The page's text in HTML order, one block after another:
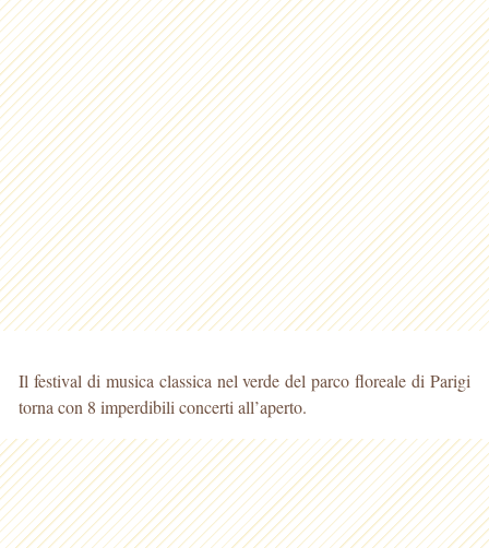
Il festival di musica classica nel verde del parco floreale di Parigi
torna con 8 imperdibili concerti all’aperto.